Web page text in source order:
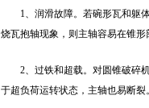
1、润滑故障。若碗形瓦和躯
烧瓦抱轴现象，则主轴容易在锥形
2、过铁和超载。对圆锥破碎
于超负荷运转状态，主轴也易断裂。